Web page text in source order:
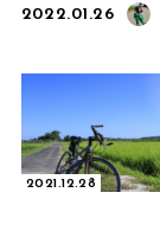
2022.01.26
2021.12.28